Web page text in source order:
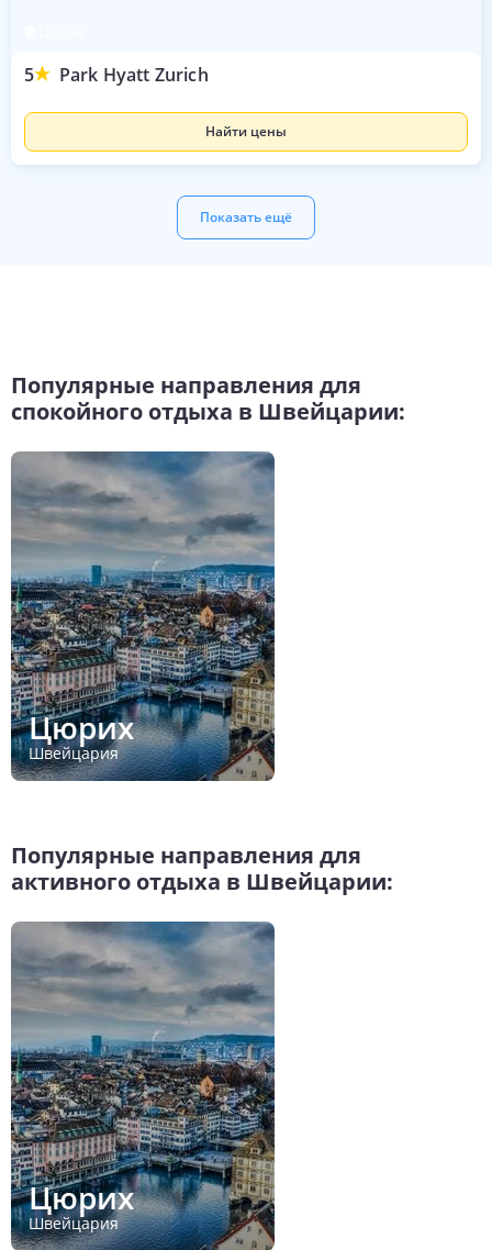
5 Park Hyatt Zurich
Найти цены
Показать ещё
Популярные направления для
спокойного отдыха в Швейцарии:
Цюрих
Швейцария
Популярные направления для
активного отдыха в Швейцарии:
Цюрих
Швейцария